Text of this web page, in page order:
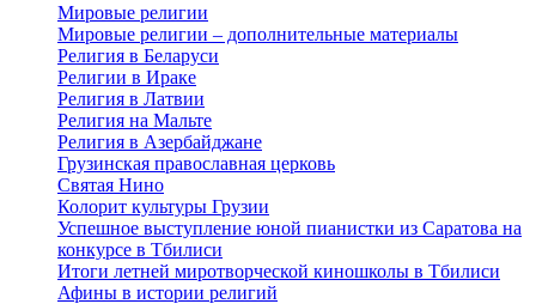
Мировые религии
Мировые религии – дополнительные материалы
Религия в Беларуси
Религии в Ираке
Религия в Латвии
Религия на Мальте
Религия в Азербайджане
Грузинская православная церковь
Святая Нино
Колорит культуры Грузии
Успешное выступление юной пианистки из Саратова на
конкурсе в Тбилиси
Итоги летней миротворческой киношколы в Тбилиси
Афины в истории религий